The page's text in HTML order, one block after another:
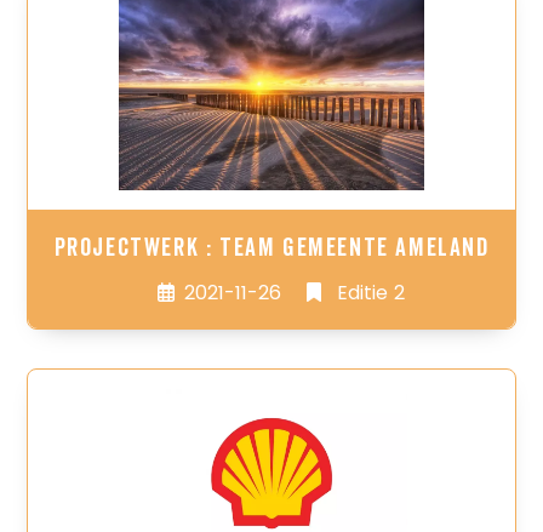
Projectwerk : Team Gemeente Ameland
2021-11-26 Editie 2